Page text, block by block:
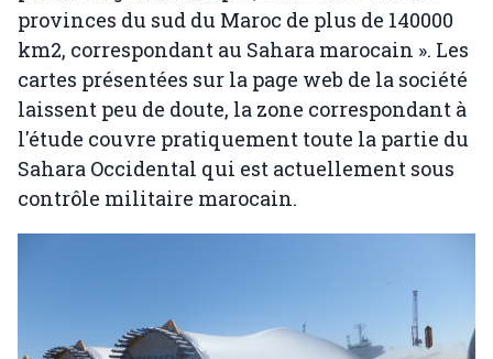
provinces du sud du Maroc de plus de 140000
km2, correspondant au Sahara marocain ». Les
cartes présentées sur la page web de la société
laissent peu de doute, la zone correspondant à
l'étude couvre pratiquement toute la partie du
Sahara Occidental qui est actuellement sous
contrôle militaire marocain.